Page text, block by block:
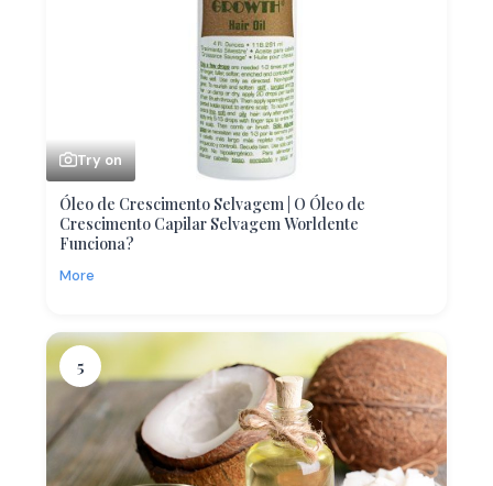
Try on
Óleo de Crescimento Selvagem | O Óleo de
Crescimento Capilar Selvagem Worldente
Funciona?
More
5